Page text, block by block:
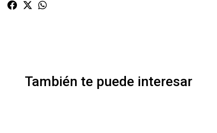
También te puede interesar